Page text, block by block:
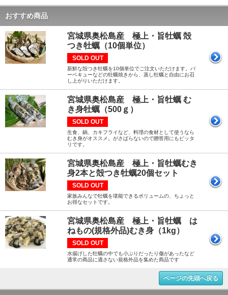
おすすめ商品
宮城県奥松島産 極上・旨牡蠣 殻
つき牡蠣（10個単位）
SOLD OUT
新鮮な殻つき牡蠣を10個単位でご注文いただけます。バ
ーベキューなどの牡蠣焼きから、蒸し牡蠣と自由にお召
し上がりいただけます。
宮城県奥松島産 極上・旨牡蠣 む
き身牡蠣（500ｇ）
SOLD OUT
生食、鍋、カキフライなど、料理の食材として使うなら
むき身がオススメ。がさばらないので贈答用にもピッタ
リです。
宮城県奥松島産 極上・旨牡蠣むき
身2本と殻つき牡蠣20個セット
SOLD OUT
家族みんなで牡蠣を堪能できるボリュームの、ちょっと
お得なセットです。
宮城県奥松島産 極上・旨牡蠣 は
ねもの(規格外品)むき身（1kg）
SOLD OUT
水揚げした牡蠣の中でも小ぶりだったり傷があったなど
通常の商品に適さない規格外品を集めた商品です
ページの先頭へ戻る